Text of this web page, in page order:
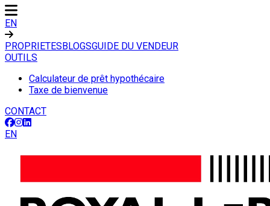
EN
PROPRIETESBLOGSGUIDE DU VENDEUR
OUTILS
Calculateur de prêt hypothécaire
Taxe de bienvenue
CONTACT
EN